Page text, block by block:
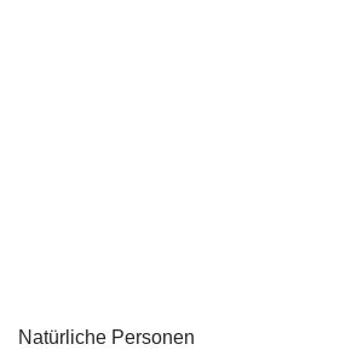
Natürliche Personen